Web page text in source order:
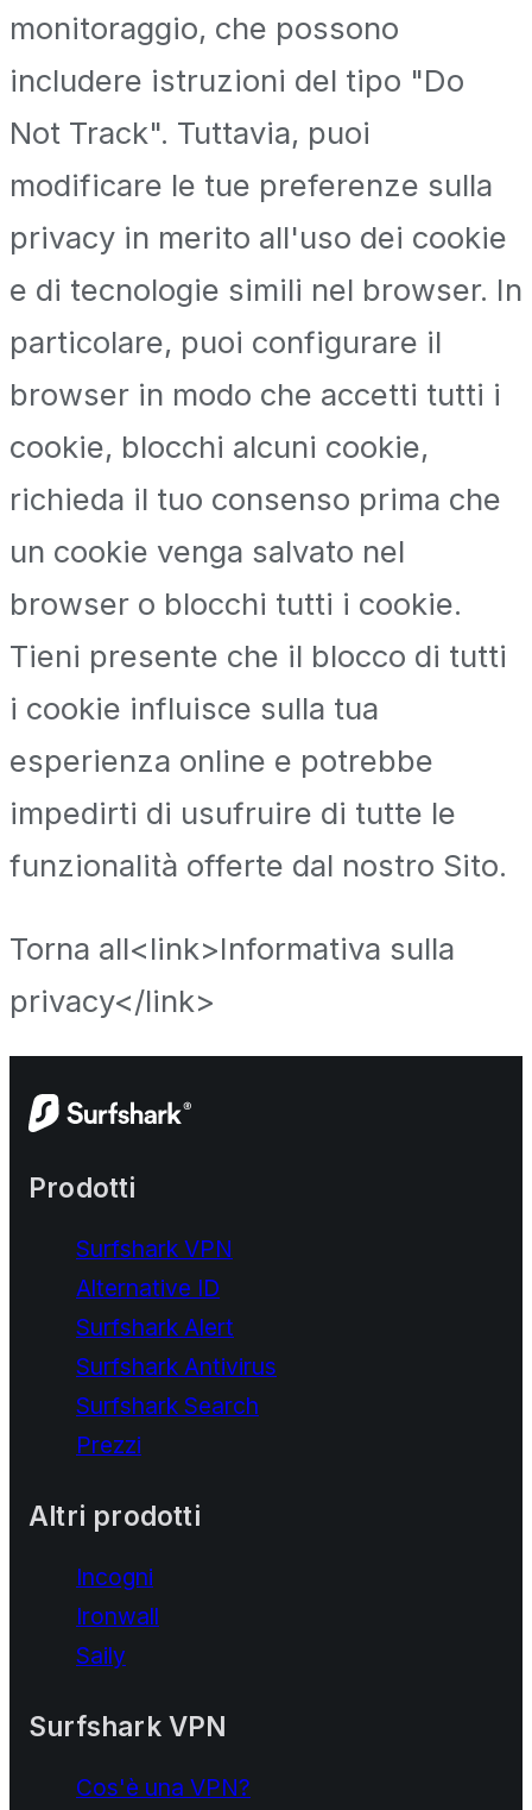
monitoraggio, che possono
includere istruzioni del tipo "Do
Not Track". Tuttavia, puoi
modificare le tue preferenze sulla
privacy in merito all'uso dei cookie
e di tecnologie simili nel browser. In
particolare, puoi configurare il
browser in modo che accetti tutti i
cookie, blocchi alcuni cookie,
richieda il tuo consenso prima che
un cookie venga salvato nel
browser o blocchi tutti i cookie.
Tieni presente che il blocco di tutti
i cookie influisce sulla tua
esperienza online e potrebbe
impedirti di usufruire di tutte le
funzionalità offerte dal nostro Sito.
Torna all<link>Informativa sulla
privacy</link>
Prodotti
Surfshark VPN
Alternative ID
Surfshark Alert
Surfshark Antivirus
Surfshark Search
Prezzi
Altri prodotti
Incogni
Ironwall
Saily
Surfshark VPN
Cos'è una VPN?